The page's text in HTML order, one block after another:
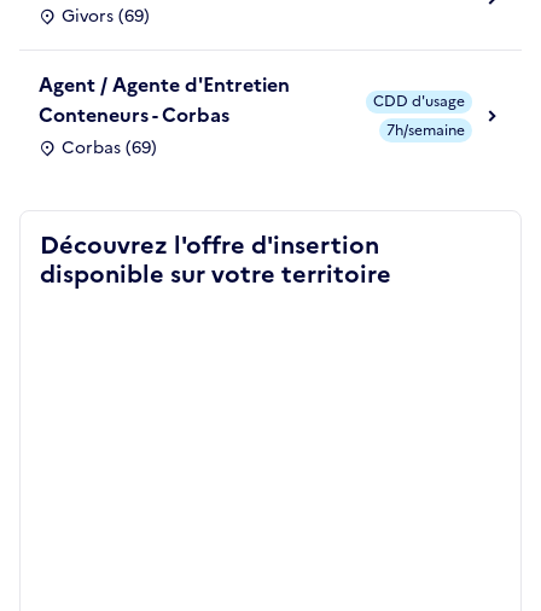
Givors (69)
Agent / Agente d'Entretien
Conteneurs - Corbas
Corbas (69)
CDD d'usage
7h/semaine
Découvrez l'offre d'insertion
disponible sur votre territoire